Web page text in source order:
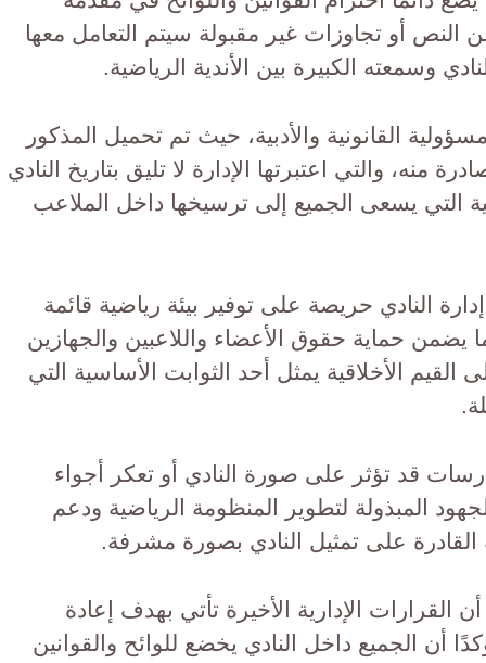
أو تجاوزات غير مقبولة سيتم التعامل معها
وسمعته الكبيرة بين الأندية الرياضية.
القانونية والأدبية، حيث تم تحميل المذكور
منه، والتي اعتبرتها الإدارة لا تليق بتاريخ النادي
التي يسعى الجميع إلى ترسيخها داخل الملاعب
النادي حريصة على توفير بيئة رياضية قائمة
يضمن حماية حقوق الأعضاء واللاعبين والجهازين
القيم الأخلاقية يمثل أحد الثوابت الأساسية التي
قد تؤثر على صورة النادي أو تعكر أجواء
المبذولة لتطوير المنظومة الرياضية ودعم
على تمثيل النادي بصورة مشرفة.
الإدارية الأخيرة تأتي بهدف إعادة
أن الجميع داخل النادي يخضع للوائح والقوانين